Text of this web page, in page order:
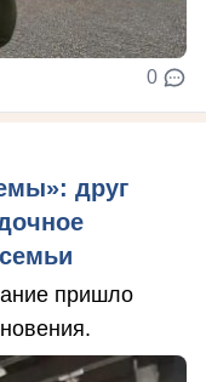
0
друг
пришло